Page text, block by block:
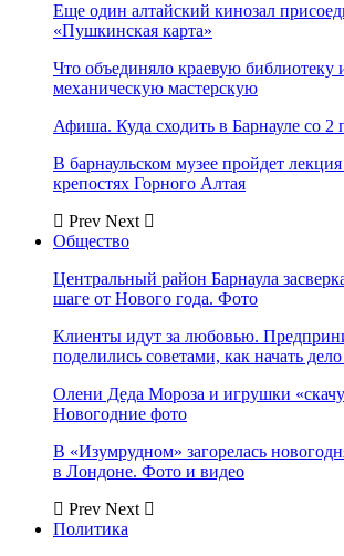
Еще один алтайский кинозал
«Пушкинская карта»
Что объединяло краевую библиотеку
механическую мастерскую
Афиша. Куда сходить в Барнауле со 2
В барнаульском музее пройдет
крепостях Горного Алтая
Prev Next
Общество
Центральный район Барнаула
шаге от Нового года. Фото
Клиенты идут за любовью.
поделились советами, как начать
Олени Деда Мороза и игрушки
Новогодние фото
В «Изумрудном» загорелась
в Лондоне. Фото и видео
Prev Next
Политика